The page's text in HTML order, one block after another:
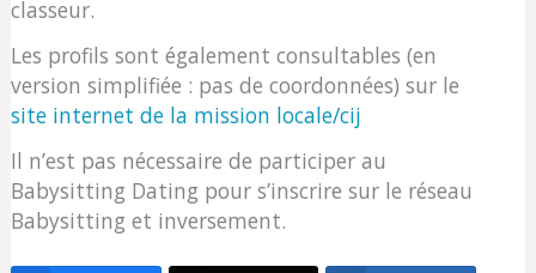
classeur.
Les profils sont également consultables (en
version simplifiée : pas de coordonnées) sur le
site internet de la mission locale/cij
Il n’est pas nécessaire de participer au
Babysitting Dating pour s’inscrire sur le réseau
Babysitting et inversement.